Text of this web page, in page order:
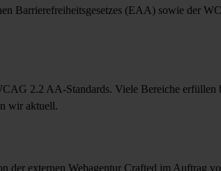
Barrierefreiheitsgesetzes (EAA) sowie der
2.2 AA-Standards. Viele Bereiche erfüllen
wir aktuell.
der externen Webagentur Crafted im Auftrag